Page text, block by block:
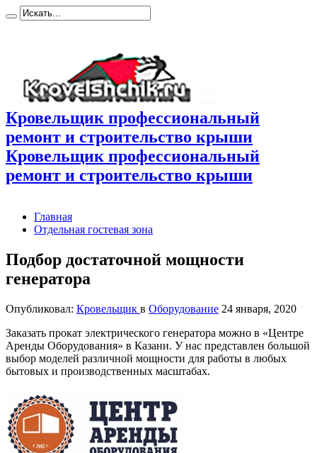
Кровельщик профессиональный
ремонт и строительство крыши
Кровельщик профессиональный
ремонт и строительство крыши
Главная
Отдельная гостевая зона
Подбор достаточной мощности
генератора
Опубликовал: Кровельщик в Оборудование 24 января, 2020
Заказать прокат электрического генератора можно в «Центре
Аренды Оборудования» в Казани. У нас представлен большой
выбор моделей различной мощности для работы в любых
бытовых и производственных масштабах.